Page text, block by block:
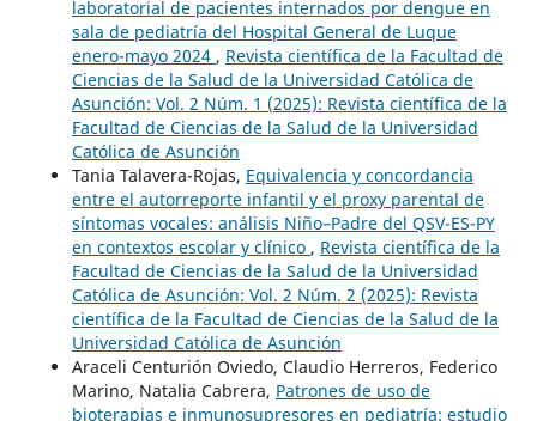
laboratorial de pacientes internados por dengue en
sala de pediatría del Hospital General de Luque
enero-mayo 2024 , Revista científica de la Facultad de
Ciencias de la Salud de la Universidad Católica de
Asunción: Vol. 2 Núm. 1 (2025): Revista científica de la
Facultad de Ciencias de la Salud de la Universidad
Católica de Asunción
Tania Talavera-Rojas, Equivalencia y concordancia
entre el autorreporte infantil y el proxy parental de
síntomas vocales: análisis Niño–Padre del QSV-ES-PY
en contextos escolar y clínico , Revista científica de la
Facultad de Ciencias de la Salud de la Universidad
Católica de Asunción: Vol. 2 Núm. 2 (2025): Revista
científica de la Facultad de Ciencias de la Salud de la
Universidad Católica de Asunción
Araceli Centurión Oviedo, Claudio Herreros, Federico
Marino, Natalia Cabrera, Patrones de uso de
bioterapias e inmunosupresores en pediatría: estudio